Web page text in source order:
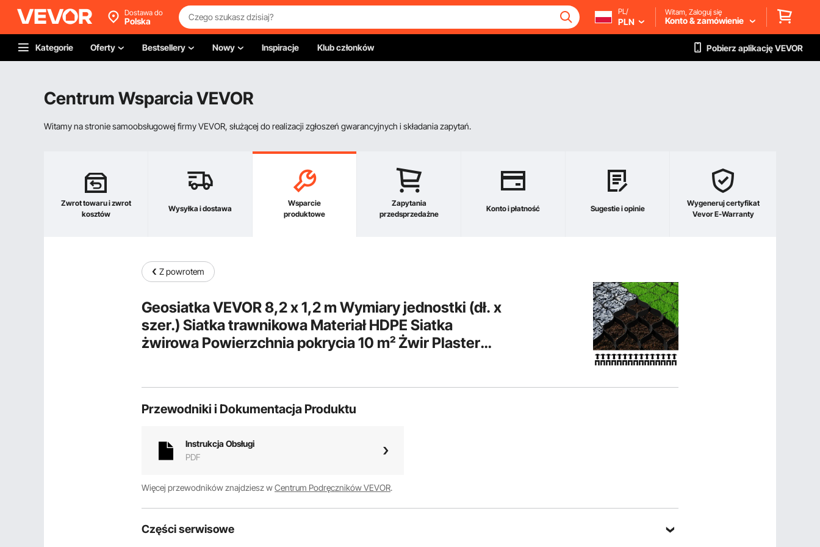
Dostawa do
Polska
PL/
PLN
Witam, Zaloguj się
Konto & zamówienie
Kategorie Oferty Bestsellery Nowy Inspiracje Klub członków Pobierz aplikację VEVOR
Centrum Wsparcia VEVOR
Witamy na stronie samoobsługowej firmy VEVOR, służącej do realizacji zgłoszeń gwarancyjnych i składania zapytań.
Zwrot towaru i zwrot
kosztów
Wysyłka i dostawa
Wsparcie
produktowe
Zapytania
przedsprzedażne
Konto i płatność Sugestie i opinie
Wygeneruj certyfikat
Vevor E-Warranty
Z powrotem
Geosiatka VEVOR 8,2 x 1,2 m Wymiary jednostki (dł. x
szer.) Siatka trawnikowa Materiał HDPE Siatka
żwirowa Powierzchnia pokrycia 10 m² Żwir Plaster
Przewodniki i Dokumentacja Produktu
Instrukcja Obsługi
PDF
Więcej przewodników znajdziesz wCentrum Podręczników VEVOR.
Części serwisowe